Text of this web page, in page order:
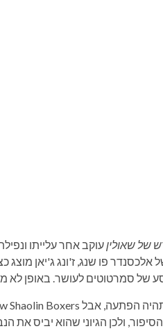
של שאוליןעוקב אחר עלייתו
אלכסנדר פו שנג, ז'ונג ג'יאן
של סמרטוטים לעושר. באופן
ולכן הגיוני שהוא יביס